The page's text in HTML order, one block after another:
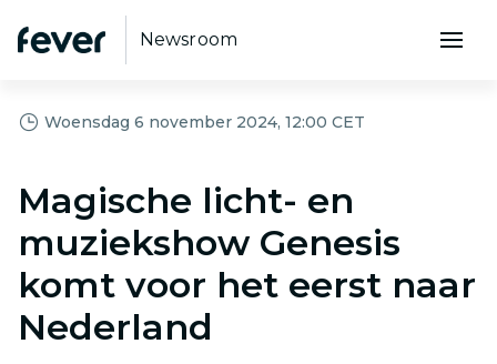
Newsroom
Woensdag 6 november 2024, 12:00 CET
Magische licht- en
muziekshow Genesis
komt voor het eerst naar
Nederland